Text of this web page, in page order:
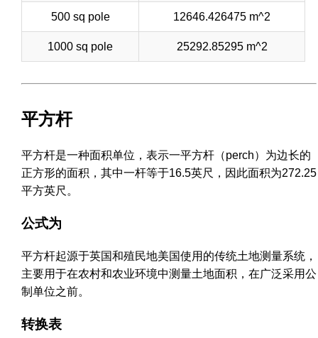
500 sq pole 12646.426475 m^2
1000 sq pole 25292.85295 m^2
平方杆
平方杆是一种面积单位，表示一平方杆（perch）为边长的
正方形的面积，其中一杆等于16.5英尺，因此面积为272.25
平方英尺。
公式为
平方杆起源于英国和殖民地美国使用的传统土地测量系统，
主要用于在农村和农业环境中测量土地面积，在广泛采用公
制单位之前。
转换表